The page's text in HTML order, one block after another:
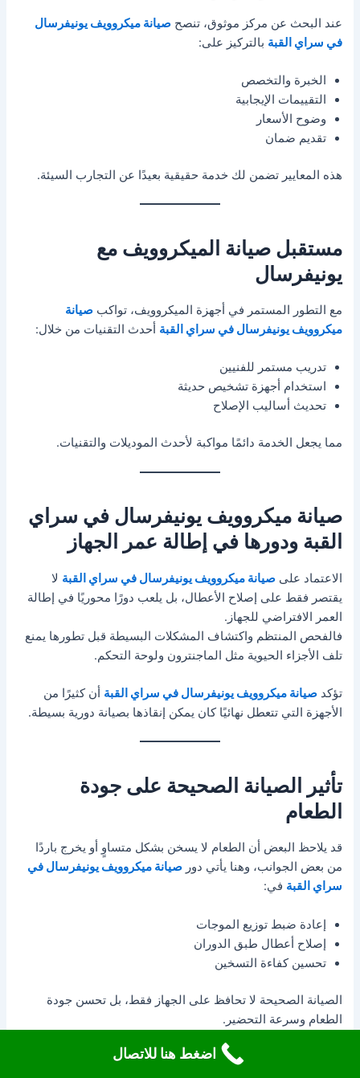
عند البحث عن مركز موثوق، تنصحصيانة ميكروويف يونيفرسال
في سراي القبة بالتركيز على:
الخبرة والتخصص
التقييمات الإيجابية
وضوح الأسعار
تقديم ضمان
هذه المعايير تضمن لك خدمة حقيقية بعيدًا عن التجارب السيئة.
مستقبل صيانة الميكروويف مع
يونيفرسال
مع التطور المستمر في أجهزة الميكروويف، تواكبصيانة
ميكروويف يونيفرسال في سراي القبة أحدث التقنيات من خلال:
تدريب مستمر للفنيين
استخدام أجهزة تشخيص حديثة
تحديث أساليب الإصلاح
مما يجعل الخدمة دائمًا مواكبة لأحدث الموديلات والتقنيات.
صيانة ميكروويف يونيفرسال في سراي
القبة ودورها في إطالة عمر الجهاز
الاعتماد علىصيانة ميكروويف يونيفرسال في سراي القبة لا
يقتصر فقط على إصلاح الأعطال، بل يلعب دورًا محوريًا في إطالة
العمر الافتراضي للجهاز.
فالفحص المنتظم واكتشاف المشكلات البسيطة قبل تطورها يمنع
تلف الأجزاء الحيوية مثل الماجنترون ولوحة التحكم.
تؤكدصيانة ميكروويف يونيفرسال في سراي القبة أن كثيرًا من
الأجهزة التي تتعطل نهائيًا كان يمكن إنقاذها بصيانة دورية بسيطة.
تأثير الصيانة الصحيحة على جودة
الطعام
قد يلاحظ البعض أن الطعام لا يسخن بشكل متساوٍ أو يخرج باردًا
من بعض الجوانب، وهنا يأتي دورصيانة ميكروويف يونيفرسال في
سراي القبة في:
إعادة ضبط توزيع الموجات
إصلاح أعطال طبق الدوران
تحسين كفاءة التسخين
الصيانة الصحيحة لا تحافظ على الجهاز فقط، بل تحسن جودة
الطعام وسرعة التحضير.
اضغط هنا للاتصال